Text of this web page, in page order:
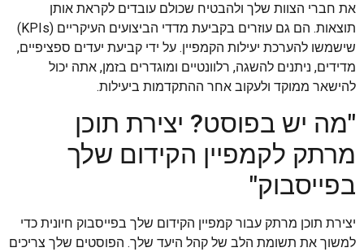
את חברי הצוות שלך ולהבטיח שכולם עובדים לקראת אותן
תוצאות. הם גם עוזרים בקביעת מדדי הביצועים העיקריים (KPIs)
שישמשו להערכת יעילות הקמפיין. על ידי קביעת יעדים ספציפיים,
מדידים, ניתנים להשגה, רלוונטיים ומוגדרים בזמן, אתה יכול
להישאר ממוקד ולעקוב אחר ההתקדמות ביעילות.
"מה יש בפוסט? יצירת תוכן
מרתק לקמפיין הקידום שלך
בפייסבוק"
יצירת תוכן מרתק עבור קמפיין הקידום שלך בפייסבוק חיונית כדי
למשוך את תשומת הלב של קהל היעד שלך. הפוסטים שלך צריכים